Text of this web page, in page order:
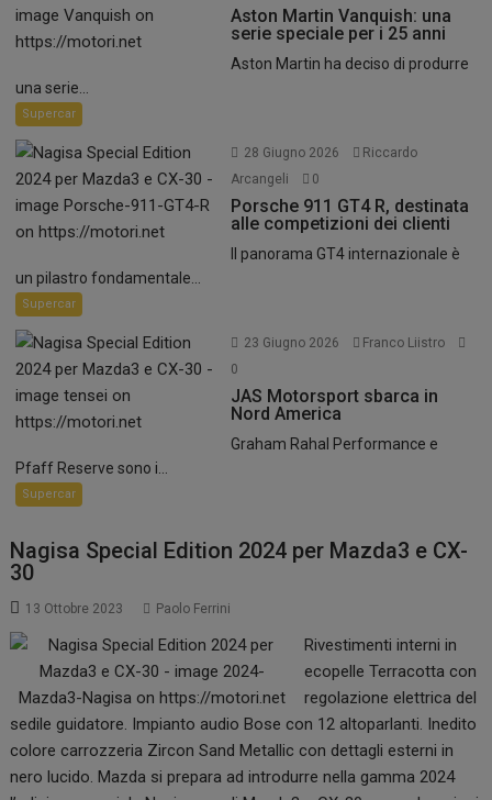
Aston Martin Vanquish: una
serie speciale per i 25 anni
Aston Martin ha deciso di produrre
una serie...
Supercar
28 Giugno 2026
Riccardo
Arcangeli
0
Porsche 911 GT4 R, destinata
alle competizioni dei clienti
Il panorama GT4 internazionale è
un pilastro fondamentale...
Supercar
23 Giugno 2026
Franco Liistro
0
JAS Motorsport sbarca in
Nord America
Graham Rahal Performance e
Pfaff Reserve sono i...
Supercar
Nagisa Special Edition 2024 per Mazda3 e CX-
30
13 Ottobre 2023 Paolo Ferrini
Rivestimenti interni in
ecopelle Terracotta con
regolazione elettrica del
sedile guidatore. Impianto audio Bose con 12 altoparlanti. Inedito
colore carrozzeria Zircon Sand Metallic con dettagli esterni in
nero lucido. Mazda si prepara ad introdurre nella gamma 2024